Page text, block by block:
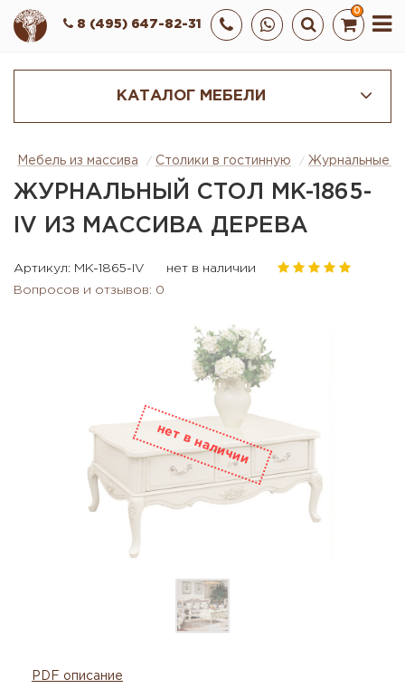
0
8 (495) 647-82-31
КАТАЛОГ МЕБЕЛИ
Мебель из массива Столики в гостинную Журнальные
ЖУРНАЛЬНЫЙ СТОЛ MK-1865-
IV ИЗ МАССИВА ДЕРЕВА
Артикул: MK-1865-IV
нет в наличии
Вопросов и отзывов: 0
PDF описание